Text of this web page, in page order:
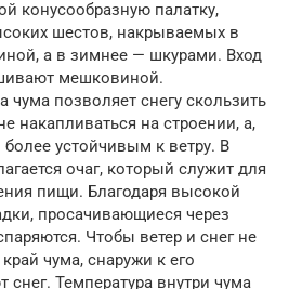
конусообразную палатку,
шестов, накрываемых в
а в зимнее — шкурами. Вход
мешковиной.
чума позволяет снегу скользить
накапливаться на строении, а,
более устойчивым к ветру. В
очаг, который служит для
пищи. Благодаря высокой
просачивающиеся через
Чтобы ветер и снег не
чума, снаружи к его
Температура внутри чума